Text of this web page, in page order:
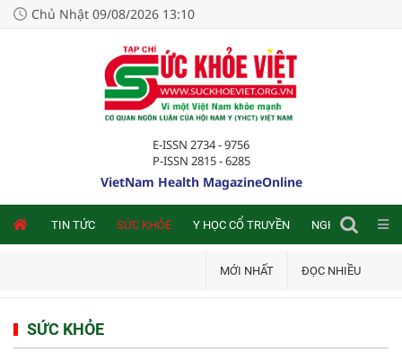
Chủ Nhật 09/08/2026 13:10
E-ISSN 2734 - 9756
P-ISSN 2815 - 6285
VietNam Health MagazineOnline
TIN TỨC SỨC KHỎE Y HỌC CỔ TRUYỀN NGHIÊN CỨU
MỚI NHẤT ĐỌC NHIỀU
SỨC KHỎE